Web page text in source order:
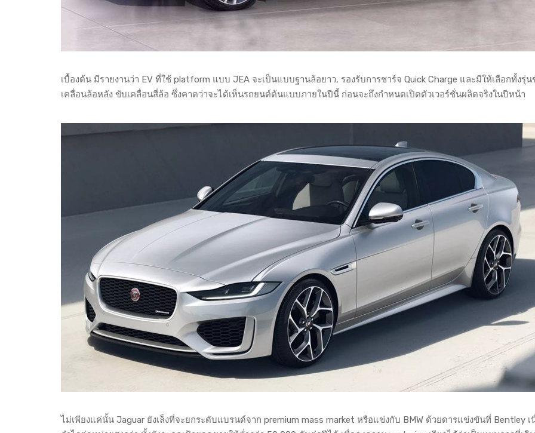
เบื้องต้น มีรายงานว่า EV ที่ใช้ platform แบบ JEA จะเป็นแบบฐานล้อยาว, รองรับการชาร์จ Quick Charge และมีให้เลือกทั้งรุ่
เคลื่อนล้อหลัง ขับเคลื่อนสี่ล้อ ซึ่งคาดว่าจะได้เห็นรถยนต์ต้นแบบภายในปีนี้ ก่อนจะถึงกำหนดเปิดตัวเวอร์ชั่นผลิตจริงในปีหน้า
ไม่เพียงแค่นั้น Jaguar ยังเล็งที่จะยกระดับแบรนด์จาก premium mass market หรือแข่งกับ BMW ด้วยดารแข่งขันที่ Bentley เ